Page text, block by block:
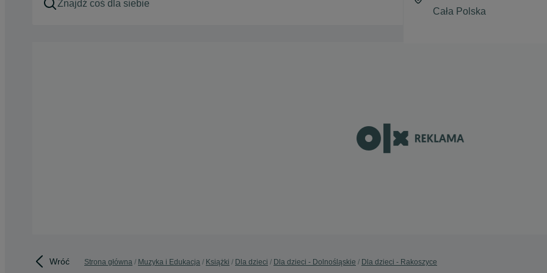
Wróć Strona główna Muzyka i Edukacja Książki Dla dzieci Dla dzieci - Dolnośląskie Dla dzieci - Rakoszyce